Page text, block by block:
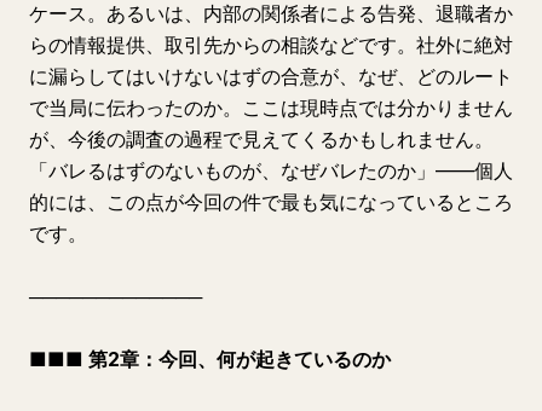
ケース。あるいは、内部の関係者による告発、退職者か
らの情報提供、取引先からの相談などです。社外に絶対
に漏らしてはいけないはずの合意が、なぜ、どのルート
で当局に伝わったのか。ここは現時点では分かりません
が、今後の調査の過程で見えてくるかもしれません。
「バレるはずのないものが、なぜバレたのか」——個人
的には、この点が今回の件で最も気になっているところ
です。
─────────────
■■■ 第2章：今回、何が起きているのか